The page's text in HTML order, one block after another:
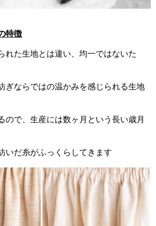
特徴
れた生地とは違い、均一ではないた
ぎならではの温かみを感じられる生地
ので、生産には数ヶ月という長い歳月
いだ糸がふっくらしてきます